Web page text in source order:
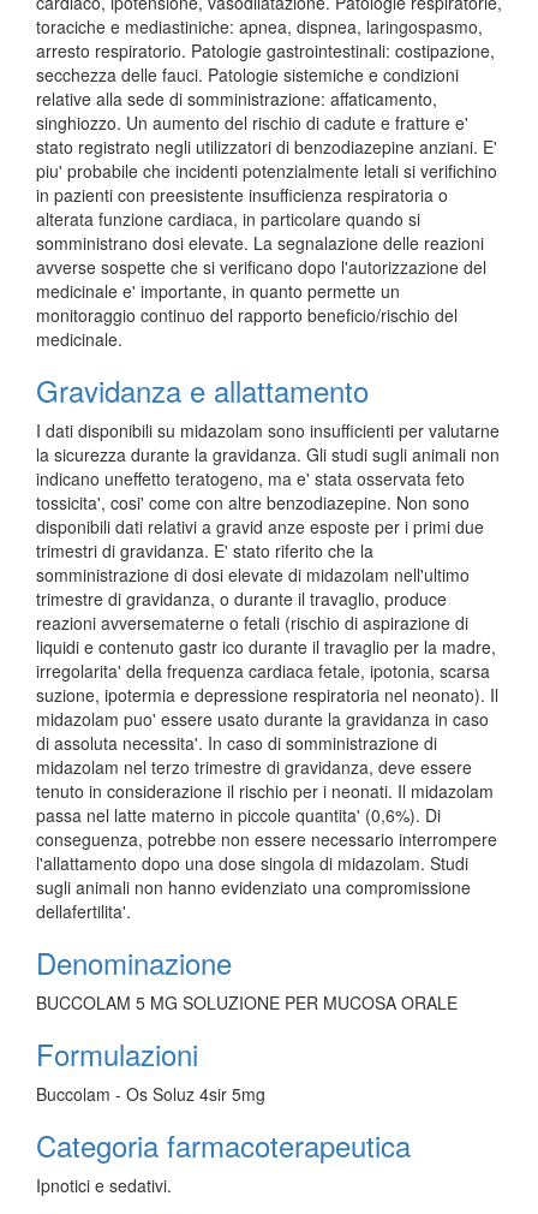
toraciche e mediastiniche: apnea, dispnea, laringospasmo,
arresto respiratorio. Patologie gastrointestinali: costipazione,
secchezza delle fauci. Patologie sistemiche e condizioni
relative alla sede di somministrazione: affaticamento,
singhiozzo. Un aumento del rischio di cadute e fratture e'
stato registrato negli utilizzatori di benzodiazepine anziani. E'
piu' probabile che incidenti potenzialmente letali si verifichino
in pazienti con preesistente insufficienza respiratoria o
alterata funzione cardiaca, in particolare quando si
somministrano dosi elevate. La segnalazione delle reazioni
avverse sospette che si verificano dopo l'autorizzazione del
medicinale e' importante, in quanto permette un
monitoraggio continuo del rapporto beneficio/rischio del
medicinale.
Gravidanza e allattamento
I dati disponibili su midazolam sono insufficienti per valutarne
la sicurezza durante la gravidanza. Gli studi sugli animali non
indicano uneffetto teratogeno, ma e' stata osservata feto
tossicita', cosi' come con altre benzodiazepine. Non sono
disponibili dati relativi a gravid anze esposte per i primi due
trimestri di gravidanza. E' stato riferito che la
somministrazione di dosi elevate di midazolam nell'ultimo
trimestre di gravidanza, o durante il travaglio, produce
reazioni avversematerne o fetali (rischio di aspirazione di
liquidi e contenuto gastr ico durante il travaglio per la madre,
irregolarita' della frequenza cardiaca fetale, ipotonia, scarsa
suzione, ipotermia e depressione respiratoria nel neonato). Il
midazolam puo' essere usato durante la gravidanza in caso
di assoluta necessita'. In caso di somministrazione di
midazolam nel terzo trimestre di gravidanza, deve essere
tenuto in considerazione il rischio per i neonati. Il midazolam
passa nel latte materno in piccole quantita' (0,6%). Di
conseguenza, potrebbe non essere necessario interrompere
l'allattamento dopo una dose singola di midazolam. Studi
sugli animali non hanno evidenziato una compromissione
dellafertilita'.
Denominazione
BUCCOLAM 5 MG SOLUZIONE PER MUCOSA ORALE
Formulazioni
Buccolam - Os Soluz 4sir 5mg
Categoria farmacoterapeutica
Ipnotici e sedativi.